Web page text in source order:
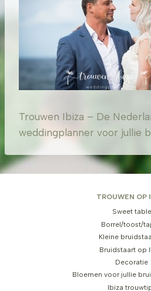
Trouwen Ibiza – De
weddingplanner voor jullie
TROUWEN OP
Sweet table
Borrel/toost/
Kleine
Bruidstaart op
Decoratie
Bloemen voor jullie
Ibiza